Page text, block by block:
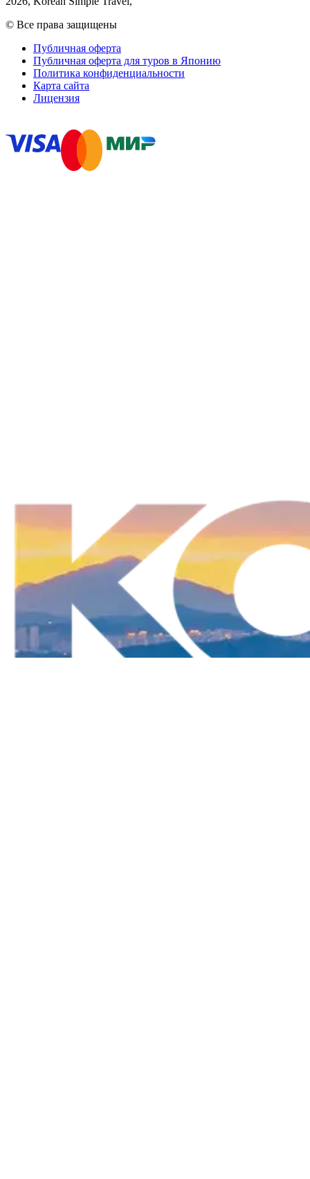
© Все права защищены
Публичная оферта
Публичная оферта для туров в Японию
Политика конфиденциальности
Карта сайта
Лицензия